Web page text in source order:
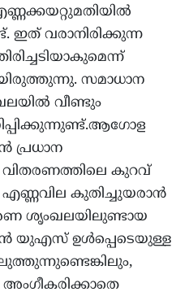
ഇത് വരാനിരിക്കുന്ന
സമാധാന
വീണ്ടും
പ്രധാന
വിതരണത്തിലെ കുറവ്
കുതിച്ചുയരാൻ
ശൃംഖലയിലുണ്ടായ
യുഎസ് ഉൾപ്പെടെയുള്ള